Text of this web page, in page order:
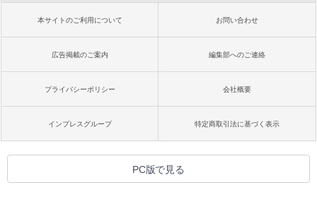
本サイトのご利用について お問い合わせ
広告掲載のご案内 編集部へのご連絡
プライバシーポリシー 会社概要
インプレスグループ 特定商取引法に基づく表示
PC版で見る